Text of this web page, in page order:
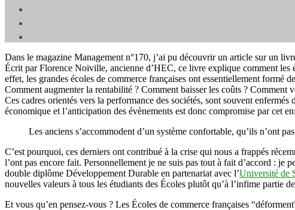
Dans le magazine Management n°170, j’ai pu découvrir un article sur un
Écrit par Florence Noiville, ancienne d’HEC, ce livre explique comment les
effet, les grandes écoles de commerce françaises ont essentiellement formé
Comment augmenter la rentabilité ? Comment baisser les coûts ? Comment
Ces cadres orientés vers la performance des sociétés, sont souvent
économique et l’anticipation des évènements est donc compromise par cet
Les anciens s’accommodent d’un système confortable, qu’ils n’ont
C’est pourquoi, ces derniers ont contribué à la crise qui nous a frappés
l’ont pas encore fait. Personnellement je ne suis pas tout à fait d’accord : je
double diplôme Développement Durable en partenariat avec l’Université de
nouvelles valeurs à tous les étudiants des Écoles plutôt qu’à l’infime partie
Et vous qu’en pensez-vous ? Les Écoles de commerce françaises